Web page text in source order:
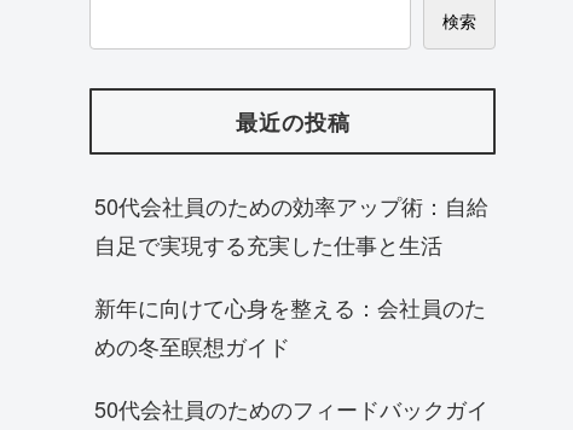
検索
最近の投稿
50代会社員のための効率アップ術：自給
自足で実現する充実した仕事と生活
新年に向けて心身を整える：会社員のた
めの冬至瞑想ガイド
50代会社員のためのフィードバックガイ